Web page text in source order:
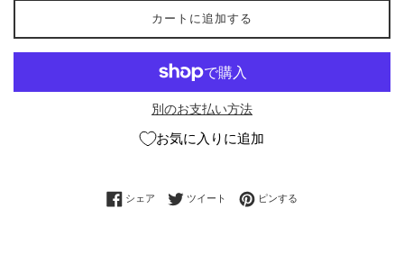
カートに追加する
別のお支払い方法
お気に入りに追加
シェア Facebookでシェアする
ツイート Twitterに投稿する
ピンする